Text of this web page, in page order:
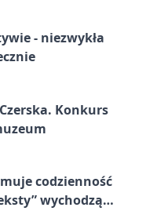
- niezwykła
Konkurs
codzienność
wychodzą